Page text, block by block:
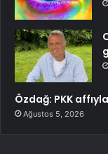
Özdağ: PKK
Ağustos 5, 2026